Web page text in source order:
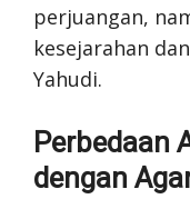
perjuangan,
kesejarahan
Yahudi.
Perbedaan
dengan